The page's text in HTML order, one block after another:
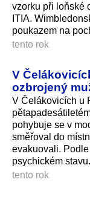
vzorku při loňské
ITIA.
poukazem na
tento rok
V
ozbrojený
V Čelákovicích u
pohybuje se v
směřoval do
evakuovali.
psychickém stavu.
tento rok